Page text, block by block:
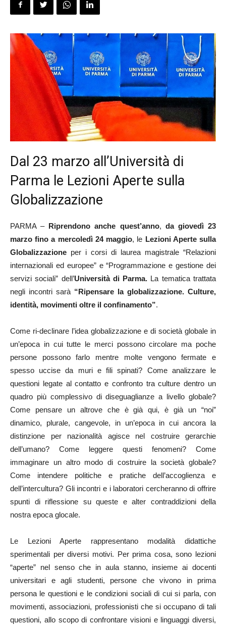
Dal 23 marzo all’Università di
Parma le Lezioni Aperte sulla
Globalizzazione
PARMA –Riprendono anche quest’anno, da giovedì 23
marzo fino a mercoledì 24 maggio, le Lezioni Aperte sulla
Globalizzazione per i corsi di laurea magistrale “Relazioni
internazionali ed europee” e “Programmazione e gestione dei
servizi sociali” dell’Università di Parma. La tematica trattata
negli incontri sarà “Ripensare la globalizzazione. Culture,
identità, movimenti oltre il confinamento”.
Come ri-declinare l’idea globalizzazione e di società globale in
un’epoca in cui tutte le merci possono circolare ma poche
persone possono farlo mentre molte vengono fermate e
spesso uccise da muri e fili spinati? Come analizzare le
questioni legate al contatto e confronto tra culture dentro un
quadro più complessivo di diseguaglianze a livello globale?
Come pensare un altrove che è già qui, è già un “noi”
dinamico, plurale, cangevole, in un’epoca in cui ancora la
distinzione per nazionalità agisce nel costruire gerarchie
dell’umano? Come leggere questi fenomeni? Come
immaginare un altro modo di costruire la società globale?
Come intendere politiche e pratiche dell’accoglienza e
dell’intercultura? Gli incontri e i laboratori cercheranno di offrire
spunti di riflessione su queste e alter contraddizioni della
nostra epoca glocale.
Le Lezioni Aperte rappresentano modalità didattiche
sperimentali per diversi motivi. Per prima cosa, sono lezioni
“aperte” nel senso che in aula stanno, insieme ai docenti
universitari e agli studenti, persone che vivono in prima
persona le questioni e le condizioni sociali di cui si parla, con
movimenti, associazioni, professionisti che si occupano di tali
questioni, allo scopo di confrontare visioni e linguaggi diversi,